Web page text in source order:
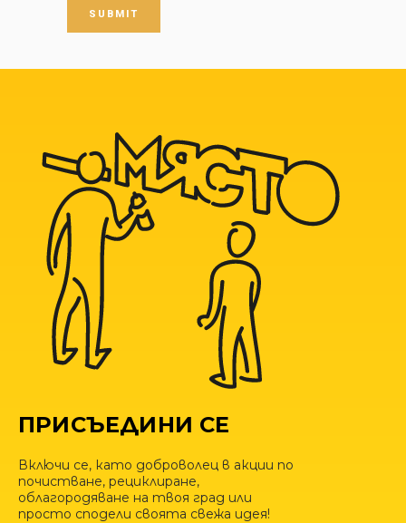
ПРИСЪЕДИНИ СЕ
Включи се, като доброволец в акции по
почистване, рециклиране,
облагородяване на твоя град или
просто сподели своята свежа идея!